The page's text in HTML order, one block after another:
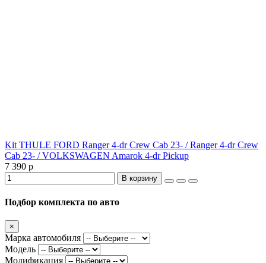
Kit THULE FORD Ranger 4-dr Crew Cab 23- / Ranger 4-dr Crew
Cab 23- / VOLKSWAGEN Amarok 4-dr Pickup
7 390 р
В корзину
Подбор комплекта по авто
×
Марка автомобиля
Модель
Модификация